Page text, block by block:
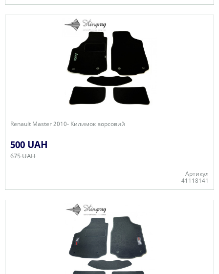
Renault Master 2010- Килимок ворсовий
500 UAH
675 UAH
Артикул
41118141